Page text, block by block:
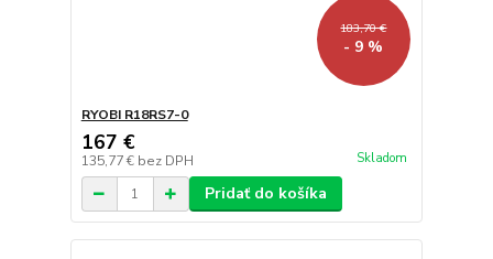
183,70 €
- 9 %
RYOBI R18RS7-0
167 €
135,77 € bez DPH Skladom
Pridať do košíka